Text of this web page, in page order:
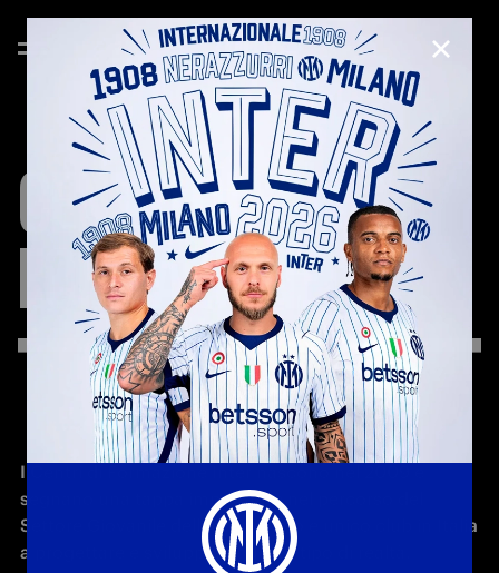
CENTRIDI
FORMAZIONE
I Centri di Formazione Inter nascono nel 2009 e
segnano una tappa importante nel percorso del
Settore Giovanile dell'Inter, primo e unico club in Italia
a progettare e sviluppare questo tipo di realtà.